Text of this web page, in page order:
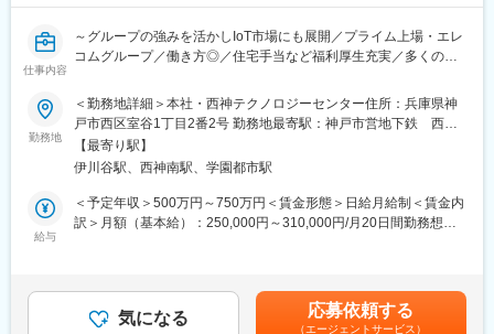
採用の検討、報告資料作成など、製品開発全体に関わることがで
きます。
■仕事の魅力：
日立ブランドの業務用空調や冷凍機器の最先端製品を開発・製造
し、省エネ・環境負荷低減に向けた取り組みを実践し、世界市場
に通じるブランド力と技術連携を武器に、顧客との信頼構築を図
る体験型施設も備える企業です。
■仕事の大変なところ：
です。一方で、非常にやりがいがあり、無事に上市を迎え、実際
にお客さんが使用しているところを見ると、とてもやりがいを感
仕事内容
～グループの強みを活かしIoT市場にも展開／プライム上場・エレ
コムグループ／働き方◎／住宅手当など福利厚生充実／多くの若
【職務内容】
・当社の放送受信機器やアンテナ、通信機器などの機構設計をご
担当いただきます。
・まずはご経験を活かせる設計や評価業務からスタートしていた
だき、ゆくゆくは企画立案から量産立ち上げまで、製品全体を見
渡せる幅広いフェーズでのご活躍を期待しています。
・試作品や製品の評価試験、構造検証の実施
・金型メーカー等との打ち合わせ、部品承認業務
勤務地
＜勤務地詳細＞本社・西神テクノロジーセンター住所：兵庫県神
戸市西区室谷1丁目2番2号 勤務地最寄駅：神戸市営地下鉄 西
神・山手線／西神南駅受動喫煙対策：屋内全面禁煙変更の範囲：
会社の定める事業所（リモートワーク含む）
【最寄り駅】
伊川谷駅、西神南駅、学園都市駅
給与
＜予定年収＞500万円～750万円＜賃金形態＞日給月給制＜賃金内
訳＞月額（基本給）：250,000円～310,000円/月20日間勤務想定
績により変動あり 担当～係長：400万円（225,000円/月）～650
万円 課長クラス：579万円～841万円（年俸制）※管理職は別途
気になる 応募依頼する
（エージェントサービス）